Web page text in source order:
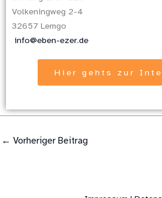
Volkeningweg 2-4
32657 Lemgo
info@eben-ezer.de
Hier gehts zur
← Vorheriger Beitrag